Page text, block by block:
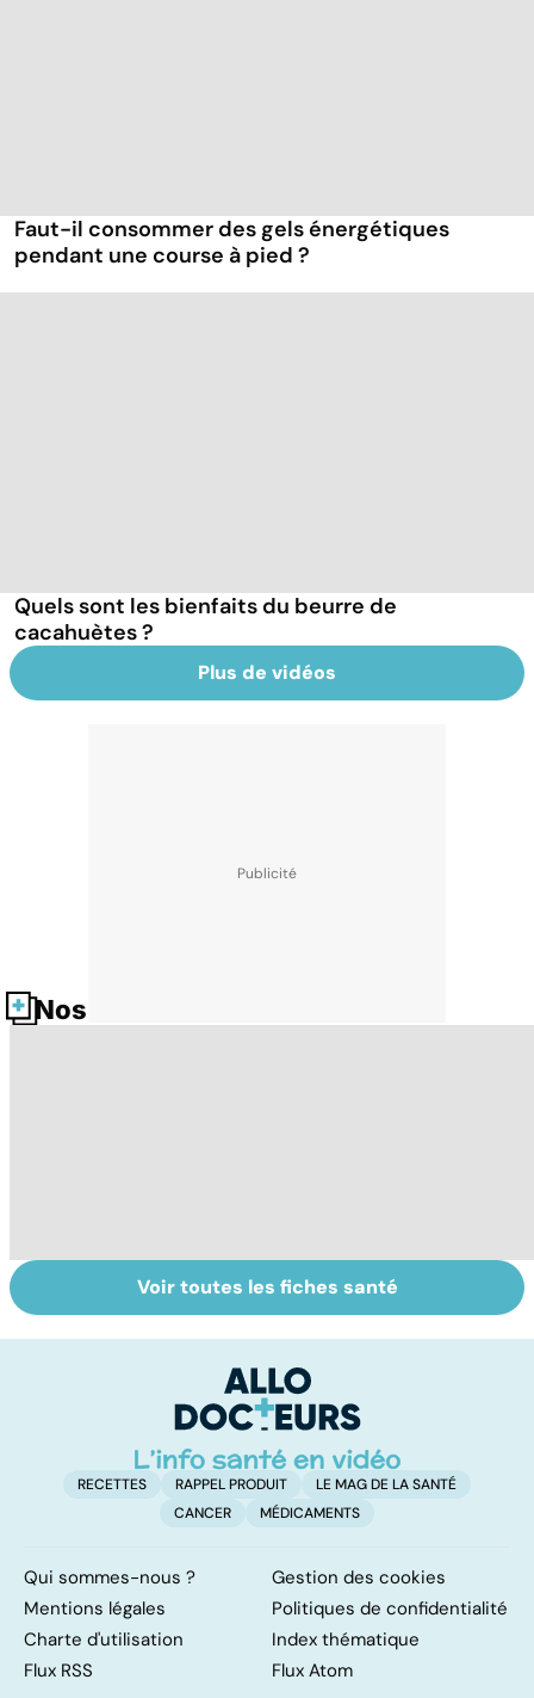
Faut-il consommer des gels énergétiques
pendant une course à pied ?
Quels sont les bienfaits du beurre de
cacahuètes ?
Plus de vidéos
Nos fiches santé
Comment tenir
ses bonnes
Muscler ses
abdos pour
ventre plat
Voir toutes les fiches santé
RECETTES RAPPEL PRODUIT
LE MAG DE LA SANTÉ
CANCER
MÉDICAMENTS
Qui sommes-nous ?
Gestion des cookies
Mentions légales
Politiques de confidentialité
Charte d'utilisation
Index thématique
Flux RSS
Flux Atom